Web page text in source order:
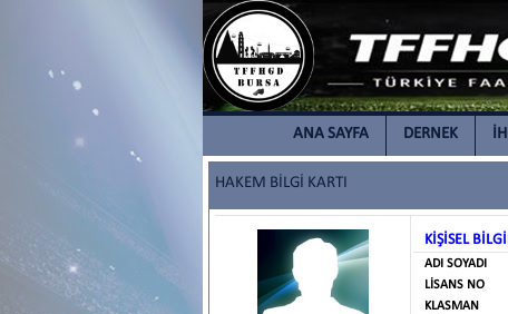
ANA SAYFA DERNEK
HAKEM BİLGİ KARTI
KİŞİSEL
ADI SOYADI
LİSANS NO
KLASMAN